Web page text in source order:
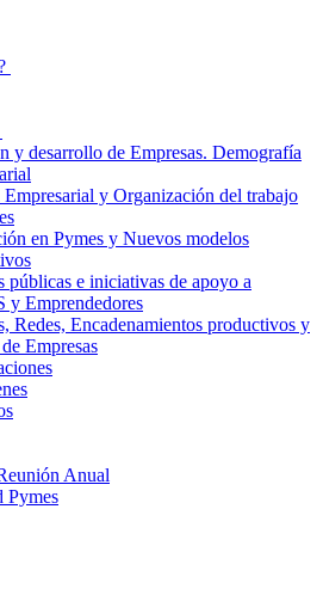
y desarrollo de Empresas. Demografía
Empresarial y Organización del trabajo
en Pymes y Nuevos modelos
públicas e iniciativas de apoyo a
y Emprendedores
Redes, Encadenamientos productivos y
Empresas
Anual
Pymes